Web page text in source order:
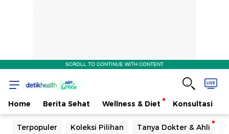
SCROLL TO CONTINUE WITH CONTENT
Home Berita Sehat Wellness & Diet Konsultasi
Terpopuler Koleksi Pilihan Tanya Dokter & Ahli